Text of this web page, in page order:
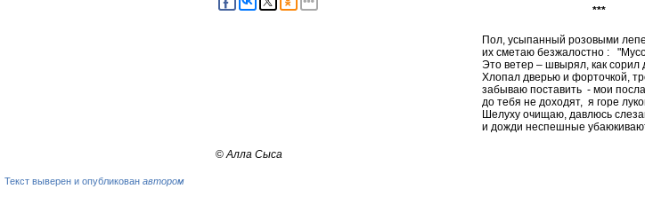
***
Пол, усыпанный розовыми
их сметаю безжалостно :
Это ветер – швырял, как сорил
Хлопал дверью и форточкой,
забываю поставить - мои
до тебя не доходят, я горе
Шелуху очищаю, давлюсь
и дожди неспешные
©Алла Сыса
Текст выверен и опубликован автором